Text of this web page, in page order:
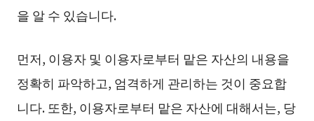
을 알 수 있습니다.
먼저, 이용자 및 이용자로부터 맡은 자산의 내용을
정확히 파악하고, 엄격하게 관리하는 것이 중요합
니다. 또한, 이용자로부터 맡은 자산에 대해서는, 당